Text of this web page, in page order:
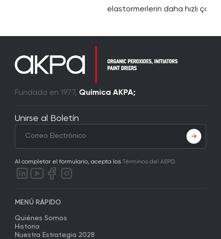
elastormerlerin daha hızlı
Fundada en 1977, Química AKPA;
Unirse al Boletín
Al completar el formulario, acepta los Términos del AEPD.
MENÚ RÁPIDO
Quiénes Somos
Historia
Nuestra Estrategia 2028